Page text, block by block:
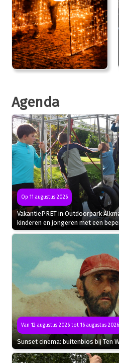
Agenda
Op 11 augustus 2026
VakantiePRET in Outdoorpark
kinderen en jongeren met een
Van 12 augustus 2026 tot 16 augustus 2026
Sunset cinema: buitenbios bij Ten